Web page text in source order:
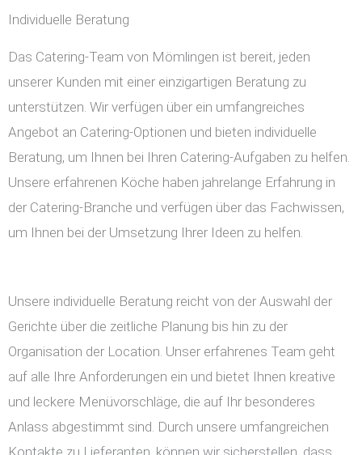
Individuelle Beratung
Das Catering-Team von Mömlingen ist bereit, jeden
unserer Kunden mit einer einzigartigen Beratung zu
unterstützen. Wir verfügen über ein umfangreiches
Angebot an Catering-Optionen und bieten individuelle
Beratung, um Ihnen bei Ihren Catering-Aufgaben zu helfen.
Unsere erfahrenen Köche haben jahrelange Erfahrung in
der Catering-Branche und verfügen über das Fachwissen,
um Ihnen bei der Umsetzung Ihrer Ideen zu helfen.
Unsere individuelle Beratung reicht von der Auswahl der
Gerichte über die zeitliche Planung bis hin zu der
Organisation der Location. Unser erfahrenes Team geht
auf alle Ihre Anforderungen ein und bietet Ihnen kreative
und leckere Menüvorschläge, die auf Ihr besonderes
Anlass abgestimmt sind. Durch unsere umfangreichen